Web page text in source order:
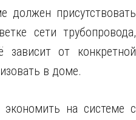
должен присутствовать
сети трубопровода,
зависит от конкретной
в доме.
на системе с